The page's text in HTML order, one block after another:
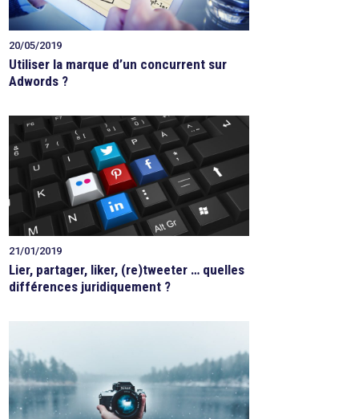
20/05/2019
Utiliser la marque d’un concurrent sur
Adwords ?
21/01/2019
Lier, partager, liker, (re)tweeter … quelles
différences juridiquement ?